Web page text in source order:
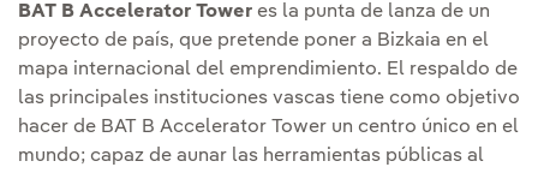
BAT B Accelerator Tower es la punta de lanza de un
proyecto de país, que pretende poner a Bizkaia en el
mapa internacional del emprendimiento. El respaldo de
las principales instituciones vascas tiene como objetivo
hacer de BAT B Accelerator Tower un centro único en el
mundo; capaz de aunar las herramientas públicas al